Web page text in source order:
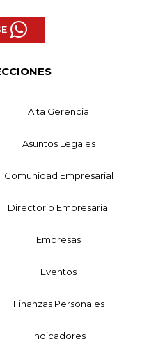
Alta Gerencia
Asuntos Legales
Comunidad Empresarial
Directorio Empresarial
Empresas
Eventos
Finanzas Personales
Indicadores